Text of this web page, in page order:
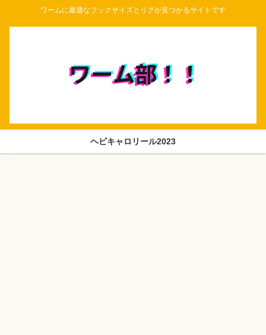
ワームに最適なフックサイズとリグが見つかるサイトです
ヘビキャロリール2023